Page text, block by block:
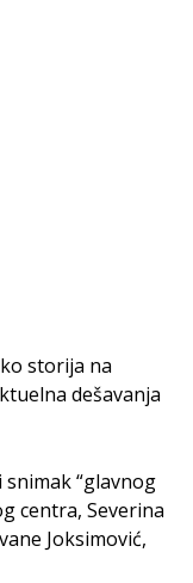
storija na
dešavanja
“glavnog
centra, Severina
Joksimović,